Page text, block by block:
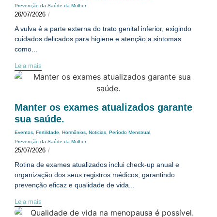
Prevenção da Saúde da Mulher
26/07/2026 /
A vulva é a parte externa do trato genital inferior, exigindo
cuidados delicados para higiene e atenção a sintomas
como...
Leia mais
Manter os exames atualizados garante
sua saúde.
Eventos, Fertilidade, Hormônios, Noticias, Período Menstrual,
Prevenção da Saúde da Mulher
25/07/2026 /
Rotina de exames atualizados inclui check-up anual e
organização dos seus registros médicos, garantindo
prevenção eficaz e qualidade de vida...
Leia mais